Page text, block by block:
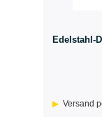
Edelstahl-
Versand